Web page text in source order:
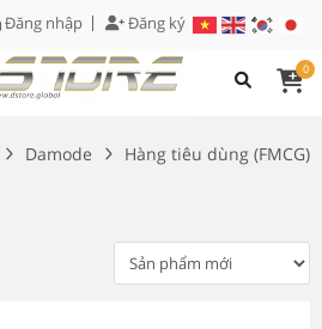
Đăng nhập Đăng ký
0
Damode Hàng tiêu dùng (FMCG)